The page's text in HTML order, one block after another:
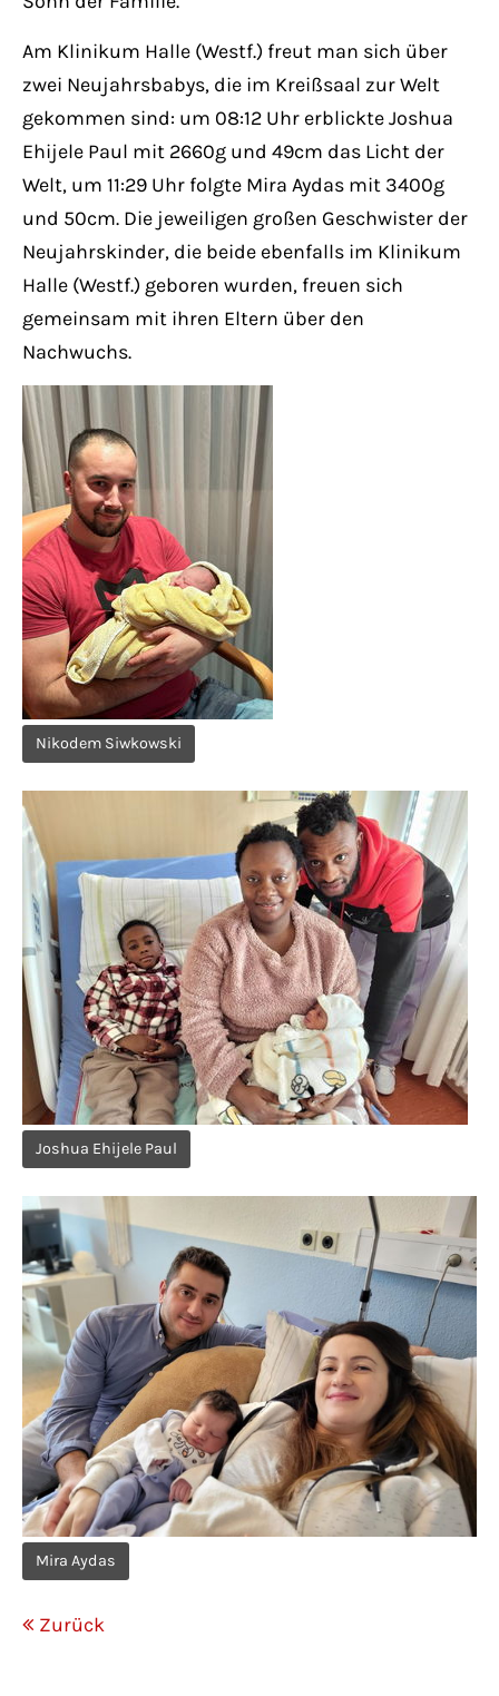
Get in touch
376-293 City Road, Suite 600
Have any questions?
+44 1234 567 890
Drop us a line
info@yourdomain.com
About us
Lorem ipsum dolor sit amet, consectetuer
adipiscing elit.
Aenean commodo ligula eget dolor. Aenean
massa. Cum sociis natoque penatibus et
magnis dis parturient montes, nascetur
ridiculus mus. Donec quam felis, ultricies
nec.
Am Klinikum Halle (Westf.) freut man sich über
zwei Neujahrsbabys, die im Kreißsaal zur Welt
gekommen sind: um 08:12 Uhr erblickte Joshua
Ehijele Paul mit 2660g und 49cm das Licht der
Welt, um 11:29 Uhr folgte Mira Aydas mit 3400g
und 50cm. Die jeweiligen großen Geschwister der
Neujahrskinder, die beide ebenfalls im Klinikum
Halle (Westf.) geboren wurden, freuen sich
gemeinsam mit ihren Eltern über den
Nachwuchs.
Nikodem Siwkowski
Joshua Ehijele Paul
Mira Aydas
Zurück